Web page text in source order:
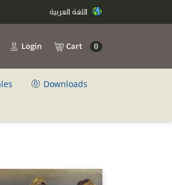
Login Cart 0
Downloads